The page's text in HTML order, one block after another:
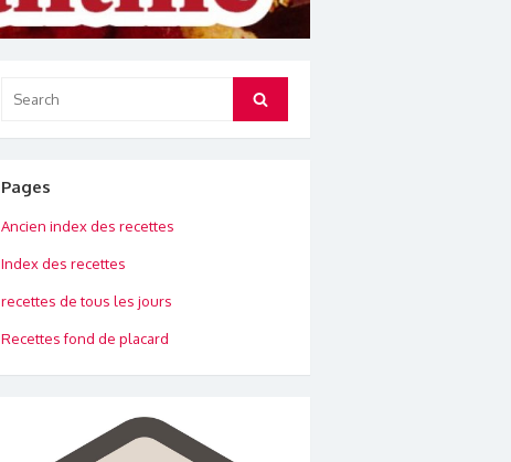
for:
Search
Pages
Ancien index des recettes
Index des recettes
recettes de tous les jours
Recettes fond de placard